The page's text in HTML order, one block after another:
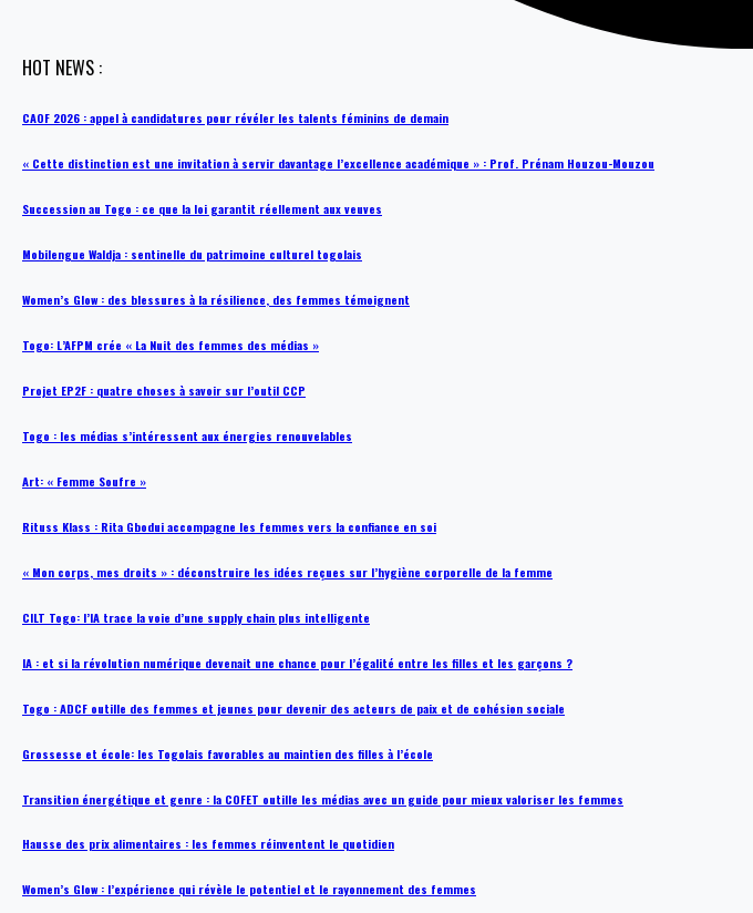
HOT NEWS :
CAOF 2026 : appel à candidatures pour révéler les talents féminins de demain
« Cette distinction est une invitation à servir davantage l’excellence académique » : Prof. Prénam Houzou-Mouzou
Succession au Togo : ce que la loi garantit réellement aux veuves
Mobilengue Waldja : sentinelle du patrimoine culturel togolais
Women’s Glow : des blessures à la résilience, des femmes témoignent
Togo: L’AFPM crée « La Nuit des femmes des médias »
Projet EP2F : quatre choses à savoir sur l’outil CCP
Togo : les médias s’intéressent aux énergies renouvelables
Art: « Femme Soufre »
Rituss Klass : Rita Gbodui accompagne les femmes vers la confiance en soi
« Mon corps, mes droits » : déconstruire les idées reçues sur l’hygiène corporelle de la femme
CILT Togo: l’IA trace la voie d’une supply chain plus intelligente
IA : et si la révolution numérique devenait une chance pour l’égalité entre les filles et les garçons ?
Togo : ADCF outille des femmes et jeunes pour devenir des acteurs de paix et de cohésion sociale
Grossesse et école: les Togolais favorables au maintien des filles à l’école
Transition énergétique et genre : la COFET outille les médias avec un guide pour mieux valoriser les femmes
Hausse des prix alimentaires : les femmes réinventent le quotidien
Women’s Glow : l’expérience qui révèle le potentiel et le rayonnement des femmes